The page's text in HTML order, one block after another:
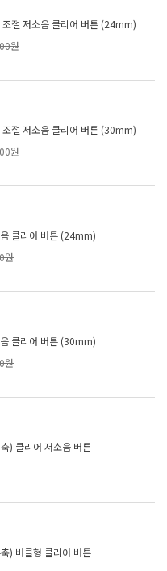
절 저소음 클리어 버튼 (24mm)
원
절 저소음 클리어 버튼 (30mm)
원
클리어 버튼 (24mm)
원
클리어 버튼 (30mm)
원
) 클리어 저소음 버튼
) 버클형 클리어 버튼